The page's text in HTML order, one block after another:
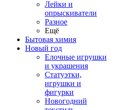
Лейки и
опрыскиватели
Разное
Ещё
Бытовая химия
Новый год
Елочные игрушки
и украшения
Статуэтки,
игрушки и
фигурки
Новогодний